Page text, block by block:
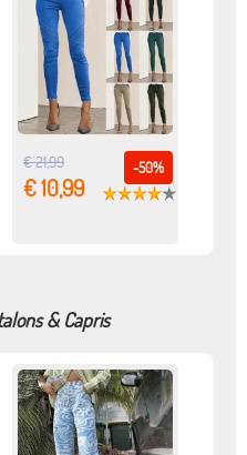
-50%
€ 21,99
€ 10,99
& Capris